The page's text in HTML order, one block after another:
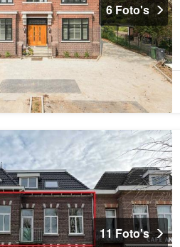
6 Foto's
11 Foto's